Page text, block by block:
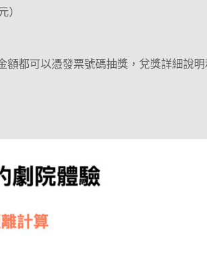
）
都可以憑發票號碼抽獎，兌獎詳細說